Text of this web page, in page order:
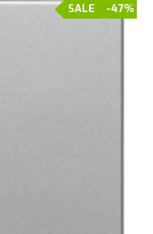
-47%
SALE